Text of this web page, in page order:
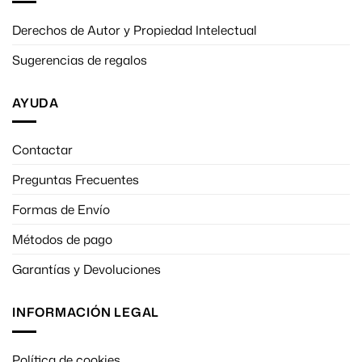
Derechos de Autor y Propiedad Intelectual
Sugerencias de regalos
AYUDA
Contactar
Preguntas Frecuentes
Formas de Envío
Métodos de pago
Garantías y Devoluciones
INFORMACIÓN LEGAL